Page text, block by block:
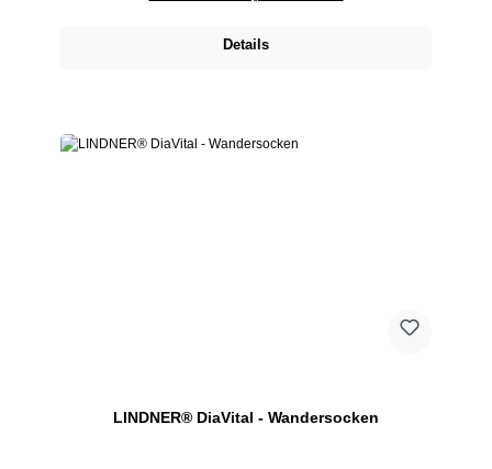
Details
LINDNER® DiaVital - Wandersocken